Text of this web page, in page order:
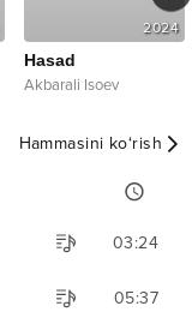
2024
Hasad
Akbarali Isoev
Hammasini ko‘rish
03:24
05:37